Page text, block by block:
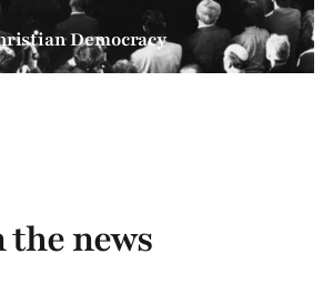
Democracy
news